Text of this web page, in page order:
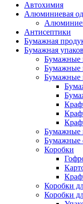
Автохимия
Алюминиевая
Антисептики
Бумажная
Бумажная
Бумажные
Бумажные
Бумажные
Бумажные
Бумажные
Коробки
Коробки
Коробки